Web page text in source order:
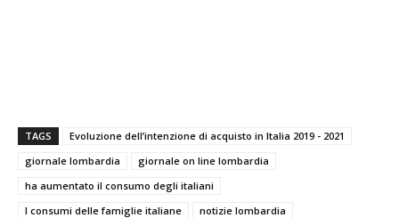
TAGS
Evoluzione dell’intenzione di acquisto in Italia 2019 - 2021
giornale lombardia
giornale on line lombardia
ha aumentato il consumo degli italiani
I consumi delle famiglie italiane
notizie lombardia